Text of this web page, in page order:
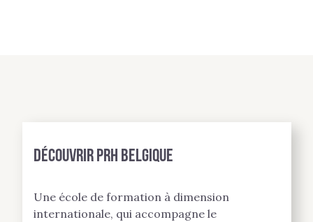
Découvrir PRH BELGIQUE
Une école de formation à dimension
internationale, qui accompagne le